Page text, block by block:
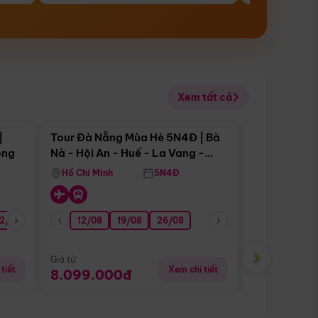
Xem tất cả
08 26/08 05/09 09/09 12/09
tiết
Điểm nổi bật
Tour Đà Nẵng Mùa Hè 5N4Đ | Bà
Nà - Hội An - Huế - La Vang -
Động Thiên Đường
Hồ Chí Minh 5N4Đ
12/08 19/08 26/08
Giá từ:
8.099.000đ Xem chi tiết
Giá từ:
›